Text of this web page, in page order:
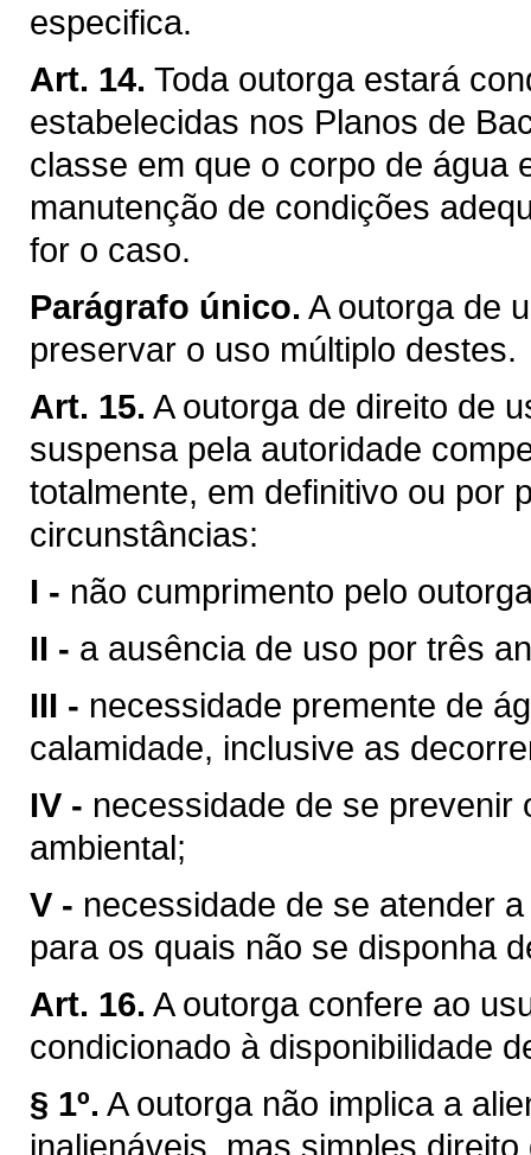
especifica.
Art. 14. Toda outorga estará
estabelecidas nos Planos de
classe em que o corpo de água
manutenção de condições
for o caso.
Parágrafo único. A outorga de
preservar o uso múltiplo destes.
Art. 15. A outorga de direito de
suspensa pela autoridade
totalmente, em definitivo ou por
circunstâncias:
I - não cumprimento pelo
II - a ausência de uso por três
III - necessidade premente de
calamidade, inclusive as
IV - necessidade de se
ambiental;
V - necessidade de se atender
para os quais não se disponha
Art. 16. A outorga confere ao
condicionado à disponibilidade
§ 1º. A outorga não implica a
inalienáveis, mas simples direito